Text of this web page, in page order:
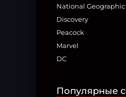
National Geographic
Discovery
Peacock
Marvel
DC
Популярные